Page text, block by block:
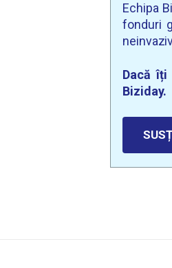
Echipa
fonduri
Dacă
Biziday.